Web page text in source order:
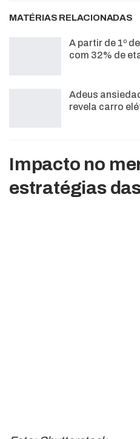
MATÉRIAS RELACIONADAS
A partir de 1º
com 32% de
Adeus
revela carro
Impacto no
estratégias